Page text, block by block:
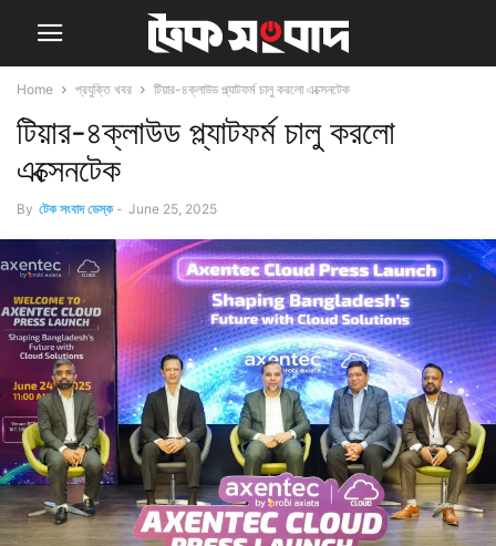
Home প্রযুক্তি খবর টিয়ার-৪ক্লাউড প্ল্যাটফর্ম চালু করলো এক্সেনটেক
টিয়ার-৪ক্লাউড প্ল্যাটফর্ম চালু করলো
এক্সেনটেক
By টেক সংবাদ ডেস্ক - June 25, 2025